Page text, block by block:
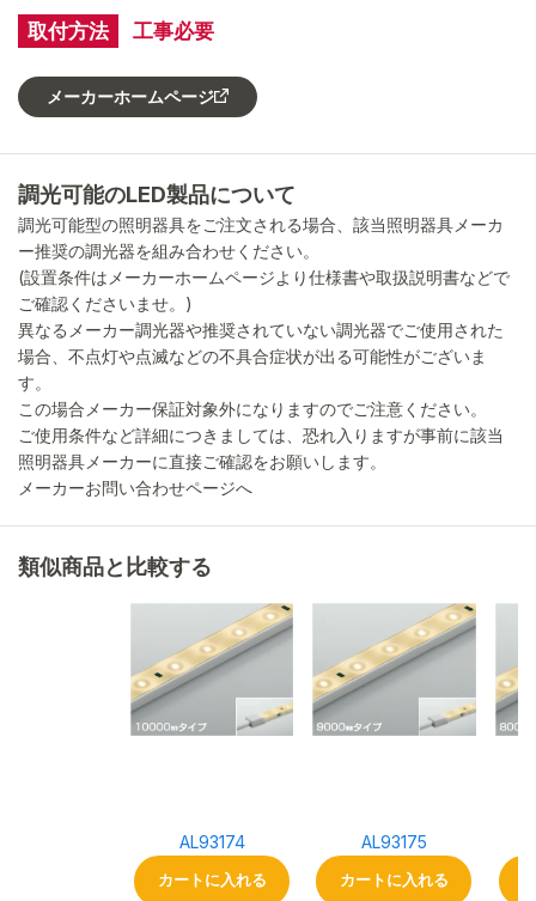
取付方法 工事必要
メーカーホームページ
調光可能のLED製品について
調光可能型の照明器具をご注文される場合、該当照明器具メーカ
ー推奨の調光器を組み合わせください。
(設置条件はメーカーホームページより仕様書や取扱説明書などで
ご確認くださいませ。)
異なるメーカー調光器や推奨されていない調光器でご使用された
場合、不点灯や点滅などの不具合症状が出る可能性がございま
す。
この場合メーカー保証対象外になりますのでご注意ください。
ご使用条件など詳細につきましては、恐れ入りますが事前に該当
照明器具メーカーに直接ご確認をお願いします。
メーカーお問い合わせページへ
類似商品と比較する
AL93174
カートに入れる
AL93175
カートに入れる